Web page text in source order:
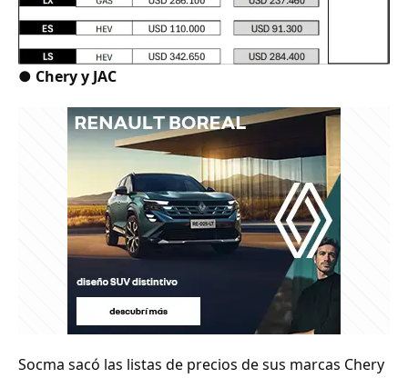
● Chery y JAC
Socma sacó las listas de precios de sus marcas Chery